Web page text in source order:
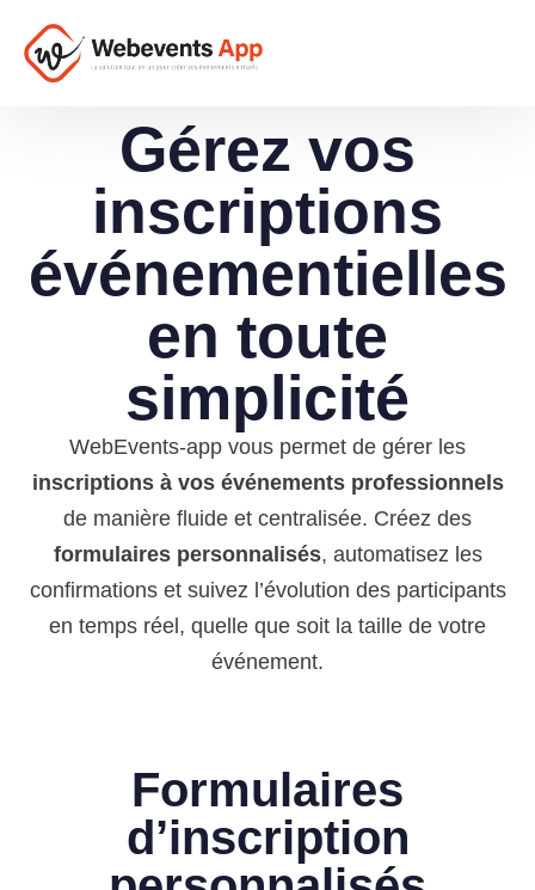
Gérez vos
inscriptions
événementielles
en toute
simplicité
WebEvents-app vous permet de gérer les
inscriptions à vos événements professionnels
de manière fluide et centralisée. Créez des
formulaires personnalisés, automatisez les
confirmations et suivez l’évolution des participants
en temps réel, quelle que soit la taille de votre
événement.
Formulaires
d’inscription